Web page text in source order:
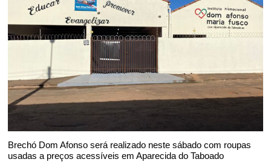
Brechó Dom Afonso será realizado neste sábado com roupas
usadas a preços acessíveis em Aparecida do Taboado